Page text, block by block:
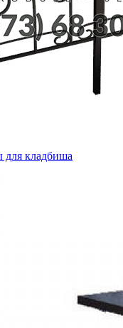
для кладбиша